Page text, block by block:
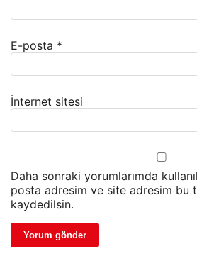
E-posta *
İnternet sitesi
Daha sonraki yorumlarımda
posta adresim ve site adresim bu
kaydedilsin.